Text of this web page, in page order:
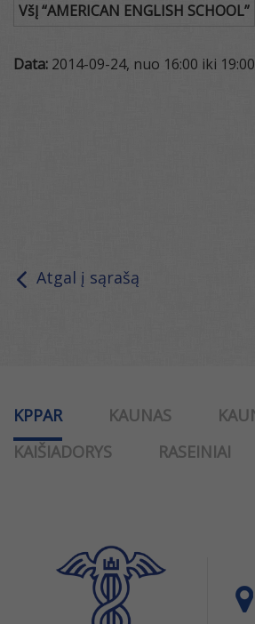
VšĮ “AMERICAN ENGLISH SCHOOL”
Data: 2014-09-24, nuo 16:00 iki 19:00
Atgal į sąrašą
KPPAR KAUNAS
KAIŠIADORYS
RASEINIAI